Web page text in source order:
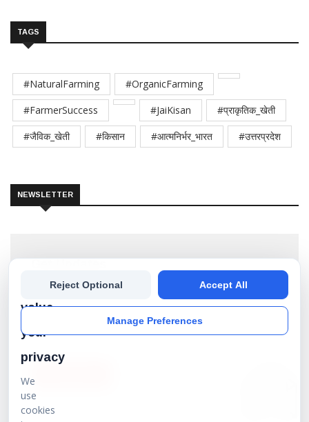
TAGS
#NaturalFarming
#OrganicFarming
#FarmerSuccess
#JaiKisan
#प्राकृतिक_खेती
#जैविक_खेती
#किसान #आत्मनिर्भर_भारत #उत्तरप्रदेश
NEWSLETTER
Subscribe our newsletter to get the best stories into
your inbox!
value
your
privacy
We
use
cookies
Manage Preferences
Reject Optional Accept All